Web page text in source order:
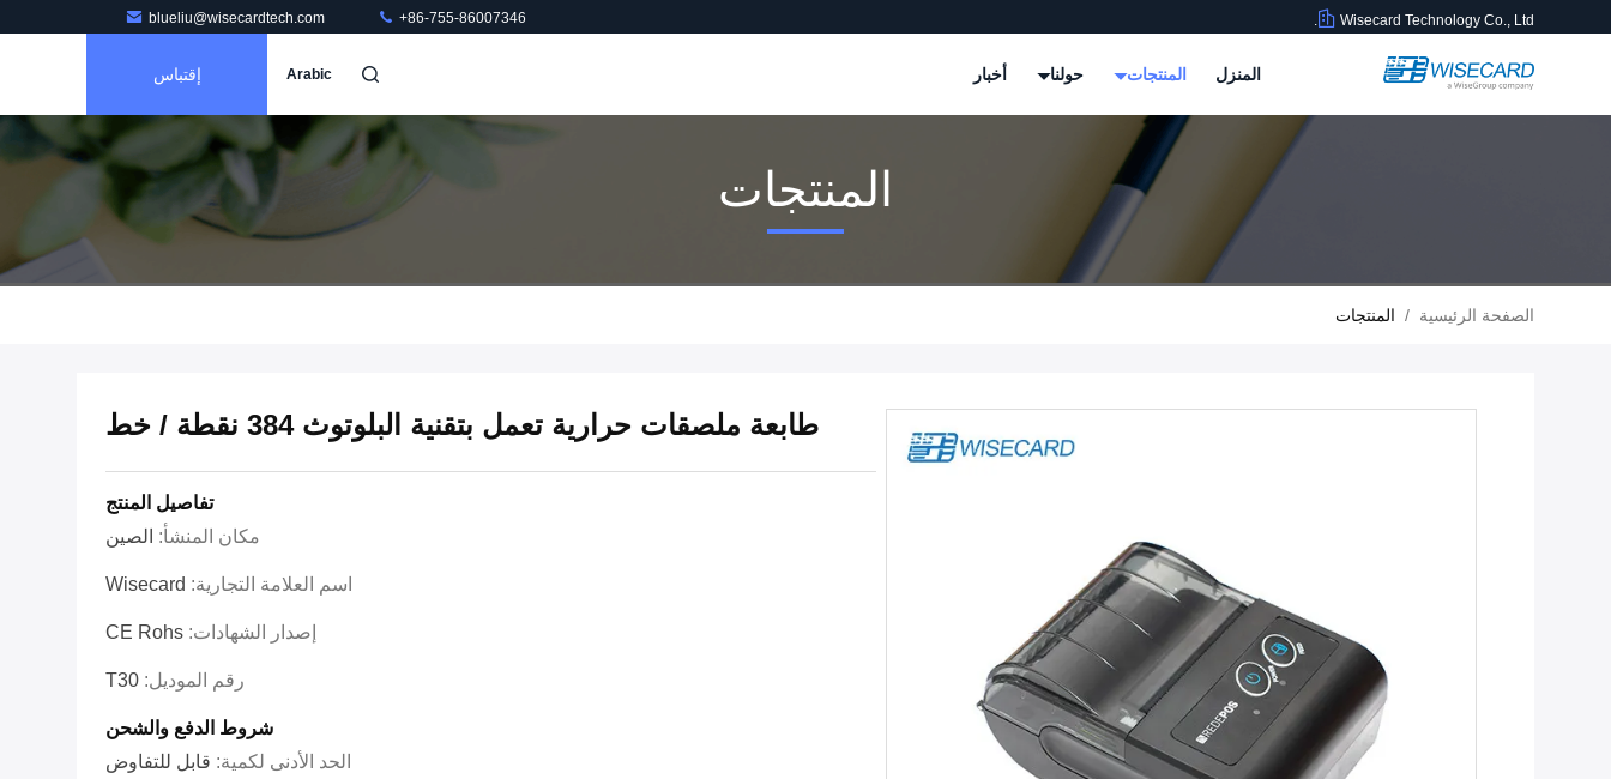
Wisecard Technology Co., Ltd.
blueliu@wisecardtech.com +86-755-86007346
المنزل المنتجات حولنا أخبار Arabic إقتباس
المنتجات
الصفحة الرئيسية / المنتجات
طابعة ملصقات حرارية تعمل بتقنية البلوتوث 384 نقطة / خط
تفاصيل المنتج
مكان المنشأ: الصين
اسم العلامة التجارية: Wisecard
إصدار الشهادات: CE Rohs
رقم الموديل: T30
شروط الدفع والشحن
الحد الأدنى لكمية: قابل للتفاوض